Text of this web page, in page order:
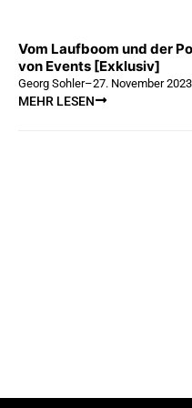
Vom Laufboom und der
von Events [Exklusiv]
Georg Sohler–27. November 2023
MEHR LESEN